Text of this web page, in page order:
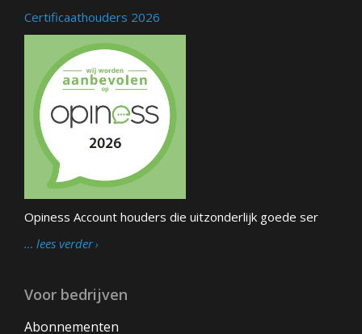
Certificaathouders 2026
Opiness Account houders die uitzonderlijk goede ser
… lees verder
Voor bedrijven
Abonnementen